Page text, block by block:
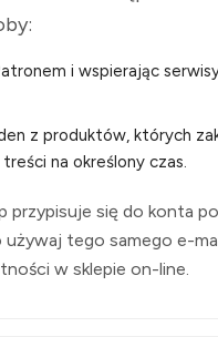
i wspierając
z produktów, których
na określony czas.
przypisuje się do konta
używaj tego samego e-
w sklepie on-line.